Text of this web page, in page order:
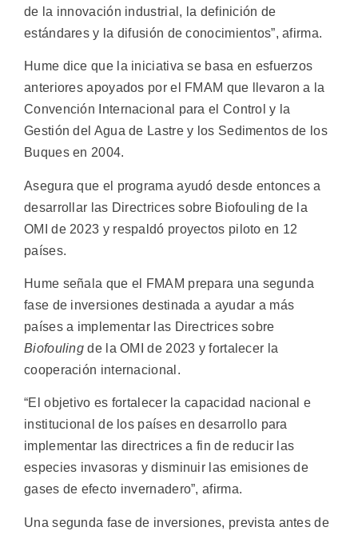
de la innovación industrial, la definición de
estándares y la difusión de conocimientos”, afirma.
Hume dice que la iniciativa se basa en esfuerzos
anteriores apoyados por el FMAM que llevaron a la
Convención Internacional para el Control y la
Gestión del Agua de Lastre y los Sedimentos de los
Buques en 2004.
Asegura que el programa ayudó desde entonces a
desarrollar las Directrices sobre Biofouling de la
OMI de 2023 y respaldó proyectos piloto en 12
países.
Hume señala que el FMAM prepara una segunda
fase de inversiones destinada a ayudar a más
países a implementar las Directrices sobre
Biofouling de la OMI de 2023 y fortalecer la
cooperación internacional.
“El objetivo es fortalecer la capacidad nacional e
institucional de los países en desarrollo para
implementar las directrices a fin de reducir las
especies invasoras y disminuir las emisiones de
gases de efecto invernadero”, afirma.
Una segunda fase de inversiones, prevista antes de